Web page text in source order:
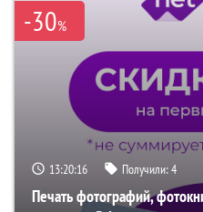
-30%
13:20:15 Получили:4
Печать фотографий,